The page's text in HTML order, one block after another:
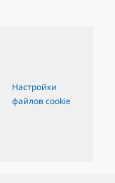
Настройки
файлов cookie